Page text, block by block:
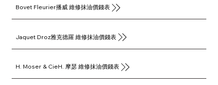
Bovet Fleurier播威 維修抹油價錢表
Jaquet Droz雅克德羅 維修抹油價錢表
H. Moser & CieH. 摩瑟 維修抹油價錢表